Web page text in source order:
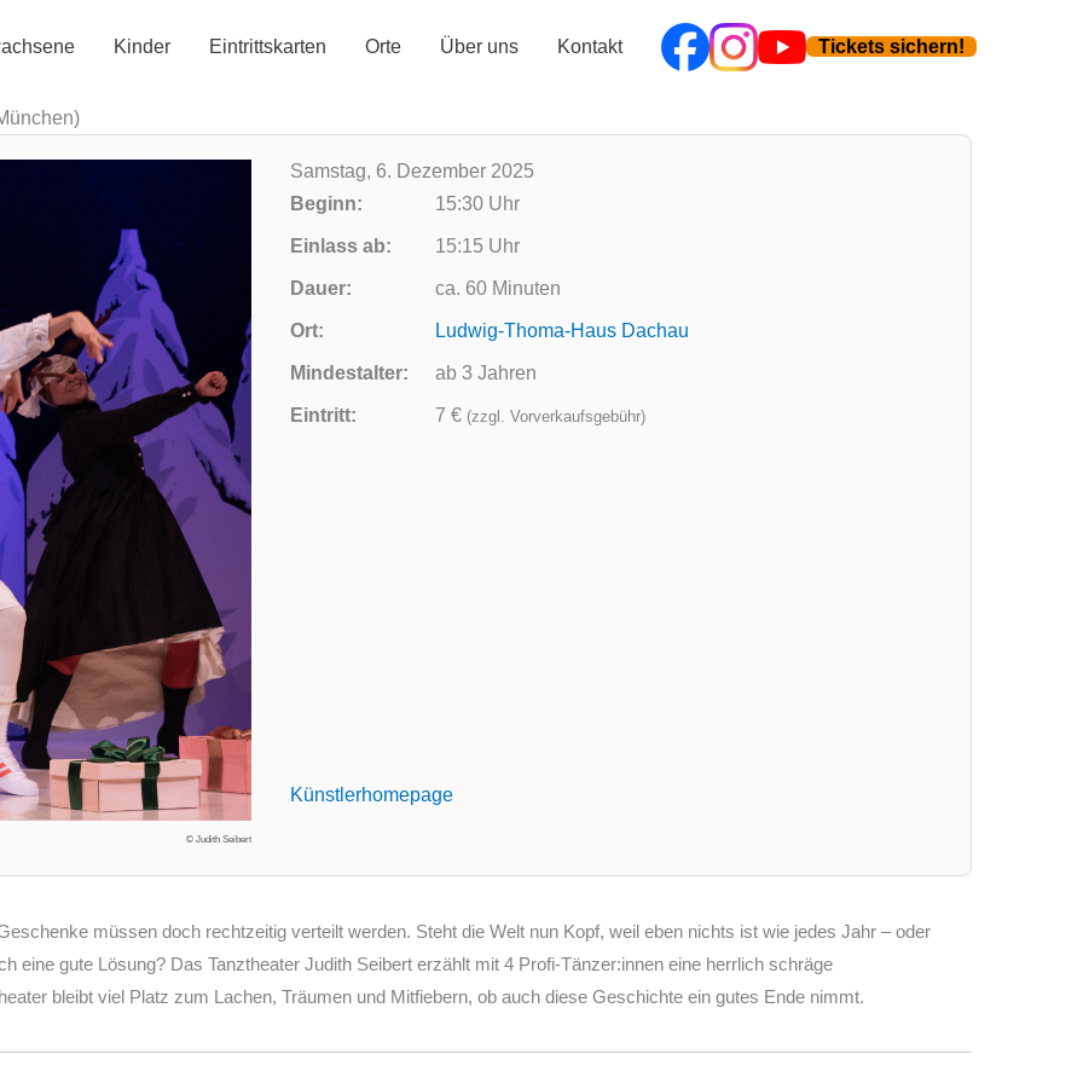
Kinder Eintrittskarten Orte Über uns Kontakt Tickets sichern!
© Judith Seibert
Samstag, 6. Dezember 2025
Beginn:
15:30 Uhr
Einlass ab: 15:15 Uhr
Dauer: ca. 60 Minuten
Ort: Ludwig-Thoma-Haus Dachau
Mindestalter: ab 3 Jahren
Eintritt: 7 € (zzgl. Vorverkaufsgebühr)
Künstlerhomepage
müssen doch rechtzeitig verteilt werden. Steht die Welt nun Kopf, weil eben nichts ist wie jedes Jahr – oder
eine gute Lösung? Das Tanztheater Judith Seibert erzählt mit 4 Profi-Tänzer:innen eine herrlich schräge
bleibt viel Platz zum Lachen, Träumen und Mitfiebern, ob auch diese Geschichte ein gutes Ende nimmt.